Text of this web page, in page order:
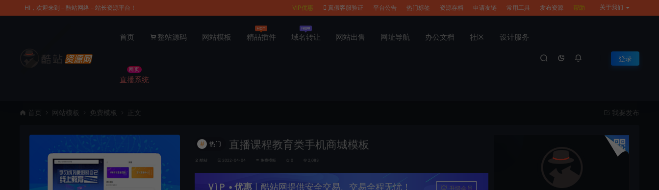
HI，欢迎来到－酷站网络－站长资源平台！ VIP优惠 真假客服验证 平台公告 热门标签 资源存档 申请友链 常用工具 发布资源 帮助 关于我们
首页 整站源码 网站模板 精品插件 域名转让 网站出售 网址导航 办公文档 社区 设计服务
直播系统
网页
登录
首页 网站模板 免费模板 正文 我要发布
# 热门 直播课程教育类手机商城模板
酷站 2022-04-04 免费模板 0 2,083
ＶìＰ • 优惠 丨酷站网提供安全交易、交易全程无忧！ 升级会员